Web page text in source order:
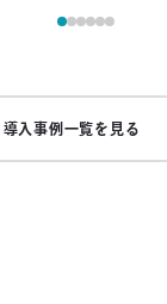
導入事例一覧を見る